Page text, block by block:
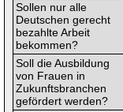
Sollen nur alle
Deutschen gerecht
bezahlte Arbeit
bekommen?
Soll die Ausbildung
von Frauen in
Zukunftsbranchen
gefördert werden?